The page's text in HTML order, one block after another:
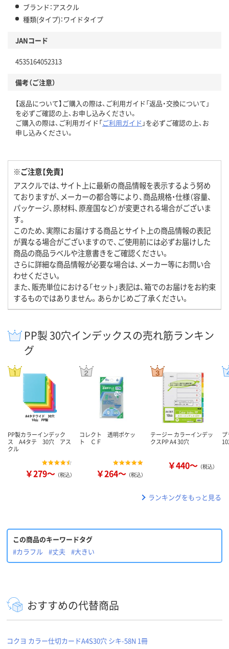
ブランド：アスクル
種類(タイプ)：ワイドタイプ
JANコード
4535164052313
備考（ご注意）
【返品について】ご購入の際は、ご利用ガイド「返品・交換について」
を必ずご確認の上、お申し込みください。
ご購入の際は、ご利用ガイド「ご利用ガイド 」を必ずご確認の上、お
申し込みください。
※ご注意【免責】
アスクルでは、サイト上に最新の商品情報を表示するよう努め
ておりますが、メーカーの都合等により、商品規格・仕様（容量、
パッケージ、原材料、原産国など）が変更される場合がございま
す。
このため、実際にお届けする商品とサイト上の商品情報の表記
が異なる場合がございますので、ご使用前には必ずお届けした
商品の商品ラベルや注意書きをご確認ください。
さらに詳細な商品情報が必要な場合は、メーカー等にお問い合
わせください。
また、販売単位における「セット」表記は、箱でのお届けをお約束
するものではありません。あらかじめご了承ください。
PP製 30穴インデックスの売れ筋ランキン
グ
PP製カラーインデック
ス A4タテ 30穴 アス
クル
￥279～ （税込）
コレクト 透明ポケッ
ト ＣＦ
￥264～ （税込）
テージー カラーインデッ
クスPP A4 30穴
￥440～ （税込）
ランキングをもっと見る
この商品のキーワードタグ
#カラフル
#丈夫 #大きい
おすすめの代替商品
コクヨ カラー仕切カードA4S30穴 シキ-58N 1冊